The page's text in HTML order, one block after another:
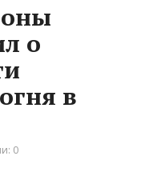
о
в
0